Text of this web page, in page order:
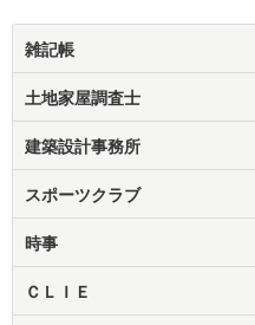
雑記帳
土地家屋調査士
建築設計事務所
スポーツクラブ
時事
ＣＬＩＥ